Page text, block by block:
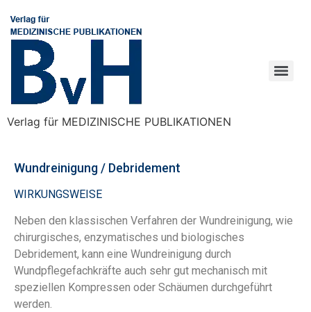
Verlag für MEDIZINISCHE PUBLIKATIONEN
Wundreinigung / Debridement
WIRKUNGSWEISE
Neben den klassischen Verfahren der Wundreinigung, wie
chirurgisches, enzymatisches und biologisches
Debridement, kann eine Wundreinigung durch
Wundpflegefachkräfte auch sehr gut mechanisch mit
speziellen Kompressen oder Schäumen durchgeführt
werden.